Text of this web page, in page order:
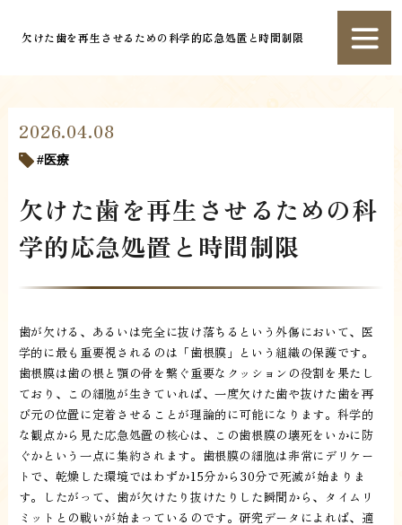
欠けた歯を再生させるための科学的応急処置と時間制限
2026.04.08
医療
欠けた歯を再生させるための科
学的応急処置と時間制限
歯が欠ける、あるいは完全に抜け落ちるという外傷において、医
学的に最も重要視されるのは「歯根膜」という組織の保護です。
歯根膜は歯の根と顎の骨を繋ぐ重要なクッションの役割を果たし
ており、この細胞が生きていれば、一度欠けた歯や抜けた歯を再
び元の位置に定着させることが理論的に可能になります。科学的
な観点から見た応急処置の核心は、この歯根膜の壊死をいかに防
ぐかという一点に集約されます。歯根膜の細胞は非常にデリケー
トで、乾燥した環境ではわずか15分から30分で死滅が始まりま
す。したがって、歯が欠けたり抜けたりした瞬間から、タイムリ
ミットとの戦いが始まっているのです。研究データによれば、適